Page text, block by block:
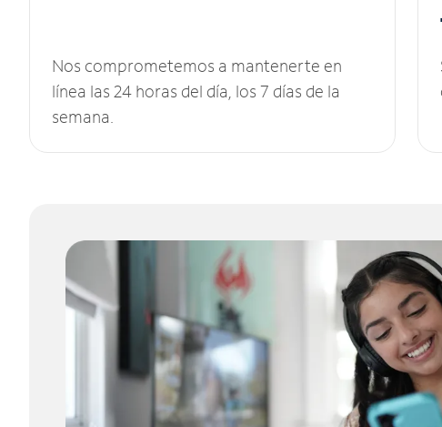
Nos comprometemos a mantenerte en
línea las 24 horas del día, los 7 días de la
semana.